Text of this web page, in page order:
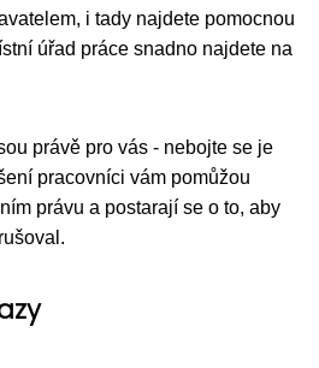
i tady najdete pomocnou
úřad práce snadno najdete na
právě pro vás - nebojte se je
pracovníci vám pomůžou
právu a postarají se o to, aby